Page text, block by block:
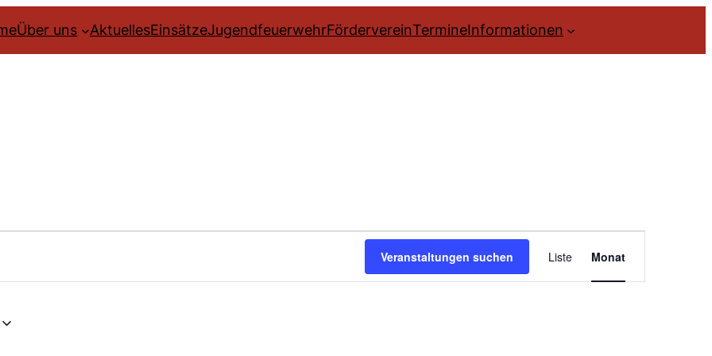
Über uns AktuellesEinsätzeJugendfeuerwehrFördervereinTermineInformationen
Veranstaltungen suchen Liste Monat